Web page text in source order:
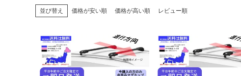
並び替え 価格が安い順 価格が高い順 レビュー順